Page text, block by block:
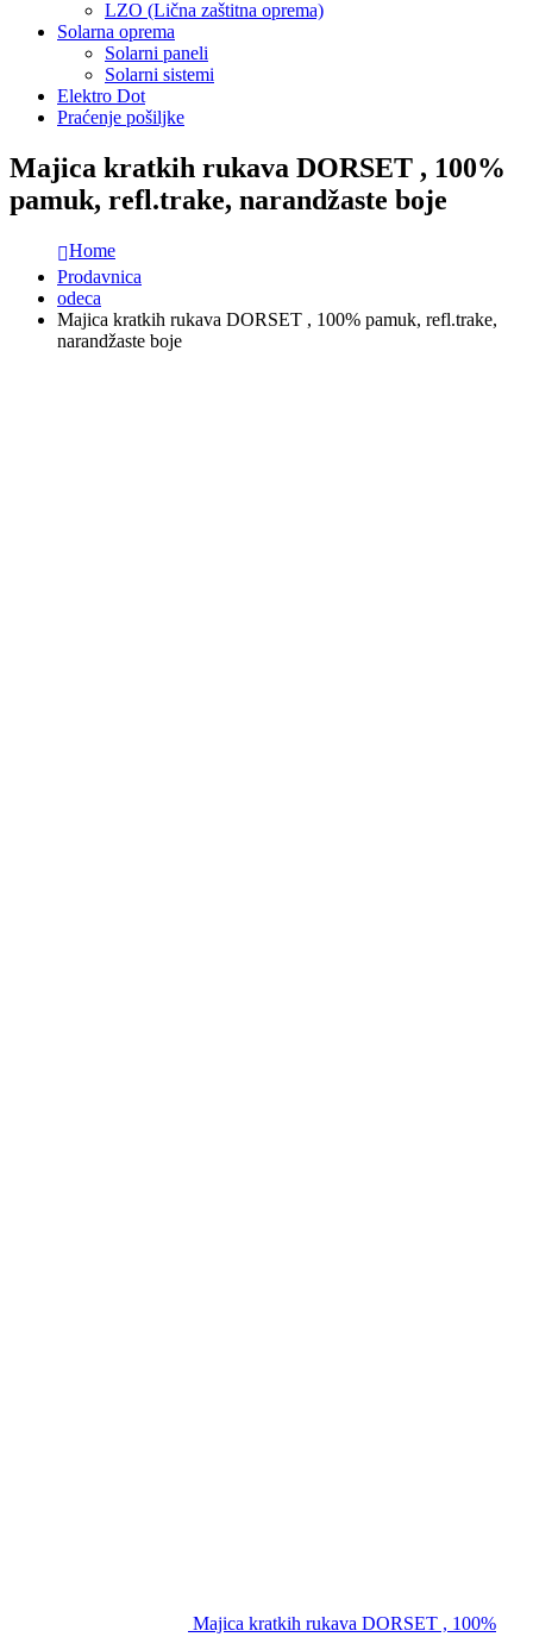
LZO (Lična zaštitna oprema)
Solarna oprema
Solarni paneli
Solarni sistemi
Elektro Dot
Praćenje pošiljke
Majica kratkih rukava DORSET , 100%
pamuk, refl.trake, narandžaste boje
Home
Prodavnica
odeca
Majica kratkih rukava DORSET , 100% pamuk, refl.trake,
narandžaste boje
Majica kratkih rukava DORSET , 100%